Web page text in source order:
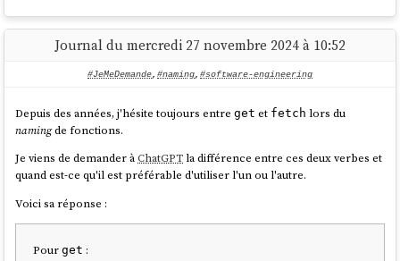
Journal du mercredi 27 novembre 2024 à 10:52
#JeMeDemande, #naming, #software-engineering
Depuis des années, j'hésite toujours entreget et fetch lors du
namingde fonctions.
Je viens de demander àChatGPTla différence entre ces deux verbes et
quand est-ce qu'il est préférable d'utiliser l'un ou l'autre.
Voici sa réponse :
Pourget :